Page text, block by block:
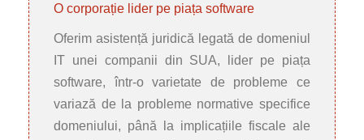
O corporație lider pe piața software
Oferim asistență juridică legată de domeniul
IT unei companii din SUA, lider pe piața
software, într-o varietate de probleme ce
variază de la probleme normative specifice
domeniului, până la implicațiile fiscale ale